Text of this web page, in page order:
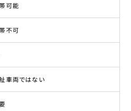
可能
不可
車両ではない